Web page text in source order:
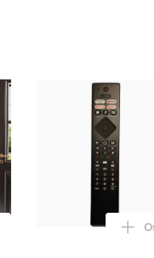
ostoskoriin
Tribesigns Konsolipöytä,